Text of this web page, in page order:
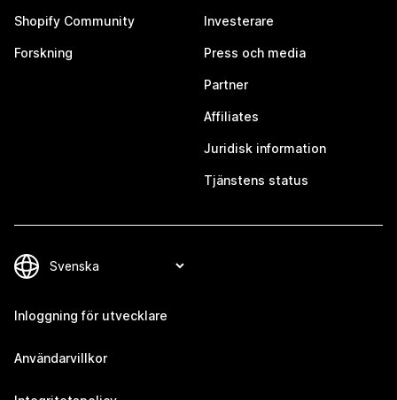
Shopify Community
Forskning
Investerare
Press och media
Partner
Affiliates
Juridisk information
Tjänstens status
Inloggning för utvecklare
Användarvillkor